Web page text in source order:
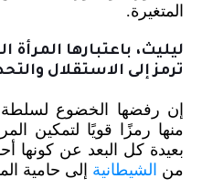
المتغيرة.
ليليث، باعتبارها
ترمز إلى الاستقلال
إن رفضها الخضوع
منها رمزًا قويًا لتمكين
بعيدة كل البعد عن كونها
من الشيطانية إلى حامية